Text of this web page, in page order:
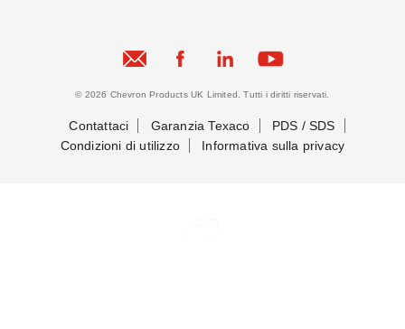
© 2026 Chevron Products UK Limited. Tutti i diritti riservati.
Contattaci Garanzia Texaco
PDS / SDS
Condizioni di utilizzo
Informativa sulla privacy